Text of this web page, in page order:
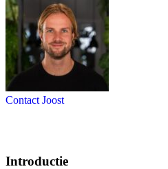
Contact Joost
Introductie